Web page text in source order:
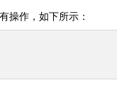
操作，如下所示：